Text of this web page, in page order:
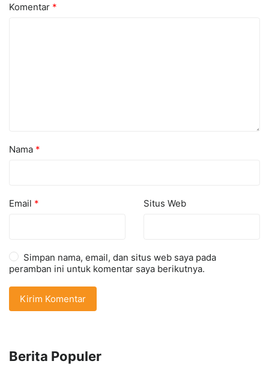
Komentar *
Nama *
Email * Situs Web
Simpan nama, email, dan situs web saya pada
peramban ini untuk komentar saya berikutnya.
Berita Populer